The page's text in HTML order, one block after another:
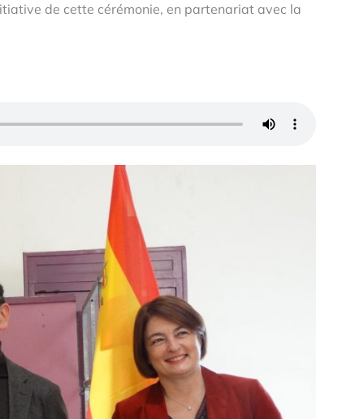
de cette cérémonie, en partenariat avec la